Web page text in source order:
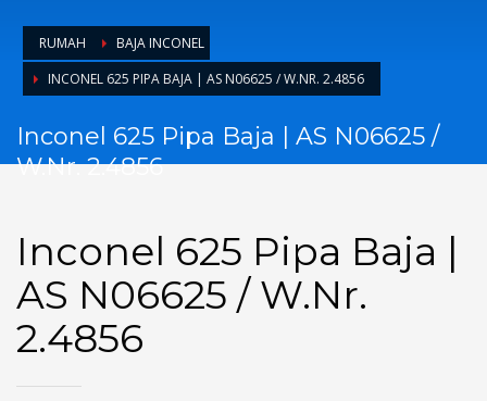
RUMAH
BAJA INCONEL
INCONEL 625 PIPA BAJA | AS N06625 / W.NR. 2.4856
Inconel 625 Pipa Baja | AS N06625 /
W.Nr. 2.4856
Inconel 625 Pipa Baja |
AS N06625 / W.Nr.
2.4856